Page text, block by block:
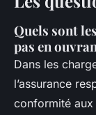
Quels sont
pas en
Dans les
l’assurance
conformité aux